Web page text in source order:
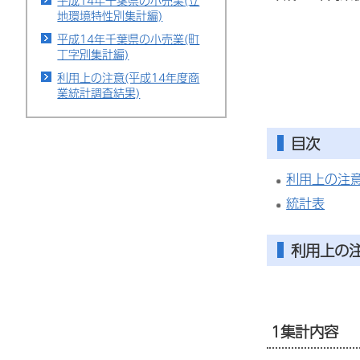
地環境特性別集計編)
平成14年千葉県の小売業(町
丁字別集計編)
利用上の注意(平成14年度商
業統計調査結果)
目次
利用上の注
統計表
利用上の
1集計内容